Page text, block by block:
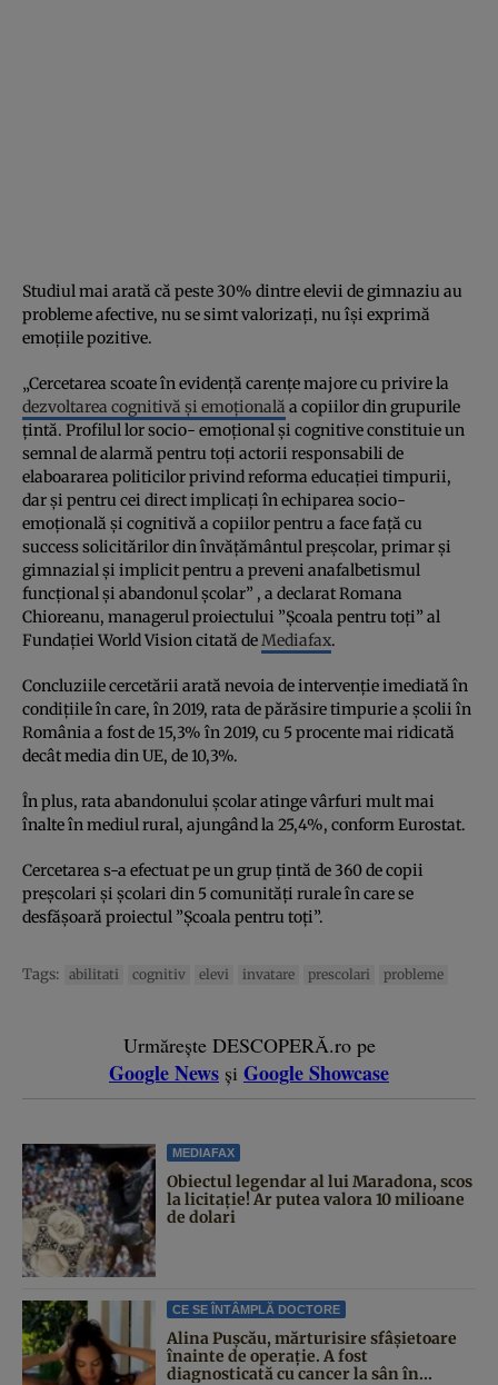
Studiul mai arată că peste 30% dintre elevii de gimnaziu au
probleme afective, nu se simt valorizați, nu își exprimă
emoțiile pozitive.
„Cercetarea scoate în evidență carențe majore cu privire la
dezvoltarea cognitivă și emoțională a copiilor din grupurile
țintă. Profilul lor socio- emoțional și cognitive constituie un
semnal de alarmă pentru toți actorii responsabili de
elaboararea politicilor privind reforma educației timpurii,
dar și pentru cei direct implicați în echiparea socio-
emoțională și cognitivă a copiilor pentru a face față cu
success solicitărilor din învățământul preșcolar, primar și
gimnazial și implicit pentru a preveni anafalbetismul
funcțional și abandonul școlar” , a declarat Romana
Chioreanu, managerul proiectului ”Școala pentru toți” al
Fundației World Vision citată deMediafax.
Concluziile cercetării arată nevoia de intervenție imediată în
condițiile în care, în 2019, rata de părăsire timpurie a școlii în
România a fost de 15,3% în 2019, cu 5 procente mai ridicată
decât media din UE, de 10,3%.
În plus, rata abandonului școlar atinge vârfuri mult mai
înalte în mediul rural, ajungând la 25,4%, conform Eurostat.
Cercetarea s-a efectuat pe un grup țintă de 360 de copii
preșcolari și școlari din 5 comunități rurale în care se
desfășoară proiectul ”Școala pentru toți”.
Tags: abilitati cognitiv elevi invatare prescolari probleme
Urmărește DESCOPERĂ.ro pe
Google News și Google Showcase
MEDIAFAX
Obiectul legendar al lui Maradona, scos
la licitație! Ar putea valora 10 milioane
de dolari
CE SE ÎNTÂMPLĂ DOCTORE
Alina Pușcău, mărturisire sfâșietoare
înainte de operație. A fost
diagnosticată cu cancer la sân în...